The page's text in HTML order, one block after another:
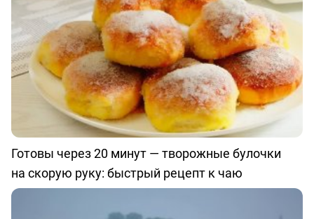
Готовы через 20 минут — творожные булочки
на скорую руку: быстрый рецепт к чаю